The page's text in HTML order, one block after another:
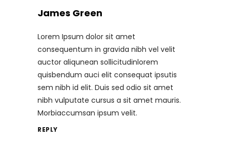
James Green
Lorem Ipsum dolor sit amet
consequentum in gravida nibh vel velit
auctor aliqunean sollicitudinlorem
quisbendum auci elit consequat ipsutis
sem nibh id elit. Duis sed odio sit amet
nibh vulputate cursus a sit amet mauris.
Morbiaccumsan ipsum velit.
REPLY